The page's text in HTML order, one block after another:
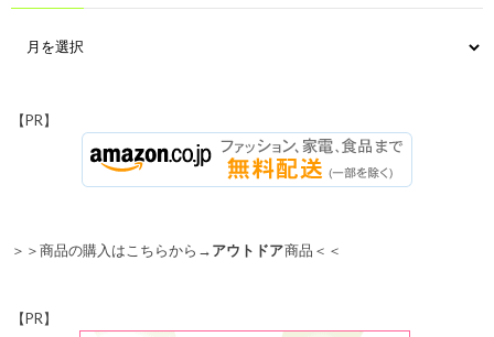
【PR】
＞＞商品の購入はこちらから→アウトドア商品＜＜
【PR】